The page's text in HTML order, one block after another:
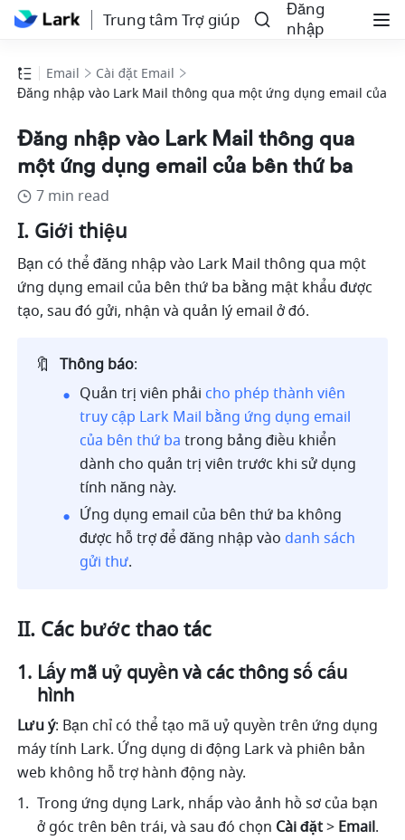
Trung tâm Trợ giúp
Đăng
nhập
Email
Cài đặt Email
Đăng nhập vào Lark Mail thông qua một ứng dụng email của
Đăng nhập vào Lark Mail thông qua
một ứng dụng email của bên thứ ba
7 min read
I. Giới thiệu
Bạn có thể đăng nhập vào Lark Mail thông qua một
ứng dụng email của bên thứ ba bằng mật khẩu được
tạo, sau đó gửi, nhận và quản lý email ở đó.
🔖 Thông báo:
Quản trị viên phải cho phép thành viên
truy cập Lark Mail bằng ứng dụng email
của bên thứ ba trong bảng điều khiển
dành cho quản trị viên trước khi sử dụng
tính năng này.
Ứng dụng email của bên thứ ba không
được hỗ trợ để đăng nhập vào danh sách
gửi thư.
II. Các bước thao tác
Lấy mã uỷ quyền và các thông số cấu
hình
Lưu ý: Bạn chỉ có thể tạo mã uỷ quyền trên ứng dụng
máy tính Lark. Ứng dụng di động Lark và phiên bản
web không hỗ trợ hành động này.
Trong ứng dụng Lark, nhấp vào ảnh hồ sơ của bạn
ở góc trên bên trái, và sau đó chọn Cài đặt > Email.